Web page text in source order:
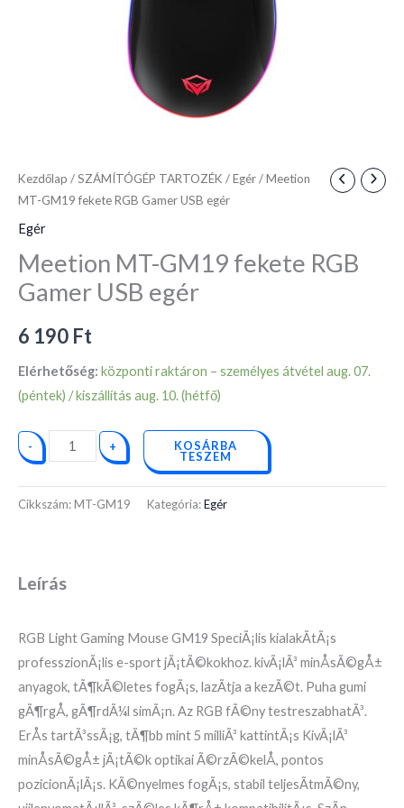
Kezdőlap /SZÁMÍTÓGÉP TARTOZÉK /Egér/ Meetion
MT-GM19 fekete RGB Gamer USB egér
Egér
Meetion MT-GM19 fekete RGB
Gamer USB egér
6 190 Ft
Elérhetőség: központi raktáron – személyes átvétel aug. 07.
(péntek) / kiszállítás aug. 10. (hétfő)
- + KOSÁRBA
TESZEM
Cikkszám:MT-GM19 Kategória:Egér
Leírás
RGB Light Gaming Mouse GM19 SpeciÃ¡lis kialakÃ­tÃ¡s
professzionÃ¡lis e-sport jÃ¡tÃ©kokhoz. kivÃ¡lÃ³ minÅsÃ©gÅ±
anyagok, tÃ¶kÃ©letes fogÃ¡s, lazÃ­tja a kezÃ©t. Puha gumi
gÃ¶rgÅ, gÃ¶rdÃ¼l simÃ¡n. Az RGB fÃ©ny testreszabhatÃ³.
ErÅs tartÃ³ssÃ¡g, tÃ¶bb mint 5 milliÃ³ kattintÃ¡s KivÃ¡lÃ³
minÅsÃ©gÅ± jÃ¡tÃ©k optikai Ã©rzÃ©kelÅ, pontos
pozicionÃ¡lÃ¡s. KÃ©nyelmes fogÃ¡s, stabil teljesÃ­tmÃ©ny,